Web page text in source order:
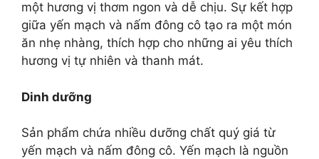
một hương vị thơm ngon và dễ chịu. Sự kết hợp
giữa yến mạch và nấm đông cô tạo ra một món
ăn nhẹ nhàng, thích hợp cho những ai yêu thích
hương vị tự nhiên và thanh mát.
Dinh dưỡng
Sản phẩm chứa nhiều dưỡng chất quý giá từ
yến mạch và nấm đông cô. Yến mạch là nguồn